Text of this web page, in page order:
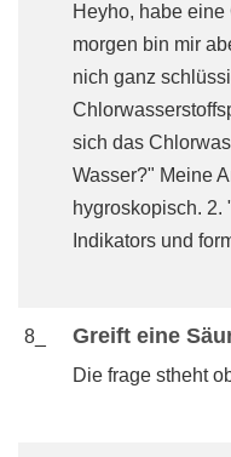
Heyho, habe
morgen bin mir
nich ganz
sich das
Wasser?" Meine
hygroskopisch.
Indikators und
8_ Greift eine
Die frage stheht